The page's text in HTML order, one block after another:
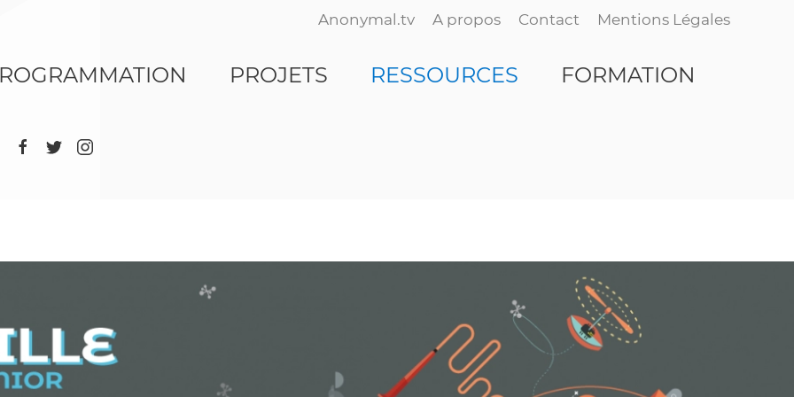
Anonymal.tv A propos Contact Mentions Légales
PROJETS RESSOURCES FORMATION